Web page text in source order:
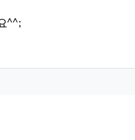
^^;